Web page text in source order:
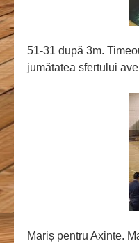
51-31 după 3m.
jumătatea sfertului
Mariș pentru Axinte.